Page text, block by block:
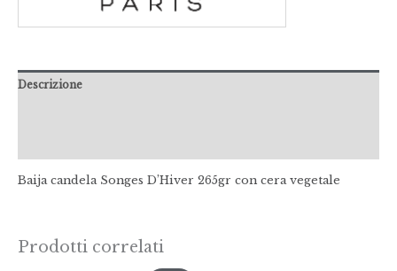
Descrizione
Baija candela Songes D’Hiver 265gr con cera vegetale
Prodotti correlati